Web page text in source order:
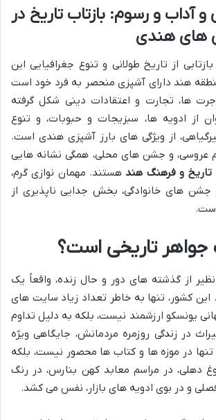
آداب و رسوم: بازتاب تاریخ در
های هندی
از تاریخ طولانی و تنوع جغرافیایی این
هند دارای آشپزی منحصر به فرد خود است
ها، تجارت و اعتقادات دینی شکل گرفته
از ادویه ها، سبزیجات و حبوبات، و تنوع
از ویژگی های بارز آشپزی هندی است.
عروسی، و جشن های محلی، همگی نشانه هایی
تاریخ و فرهنگ هندهستند. مهمان نوازی گرم،
و جشن های خانوادگی، بخش جدایی ناپذیری از
جواهر تاریخی است؟
از گذشته های دور و حال زنده، واقعاً یک
کشور، تنها به خاطر تعداد زیاد سایت های
یونسکو ارزشمند نیست، بلکه به دلیل تداوم
در زندگی روزمره مردمانش، جایگاهی ویژه
تنها در موزه ها و کتاب ها محصور نیست، بلکه
دهلی، در مراسم معابد کهن بنارس، در رنگ
و در بوی ادویه های بازار، نفس می کشد.